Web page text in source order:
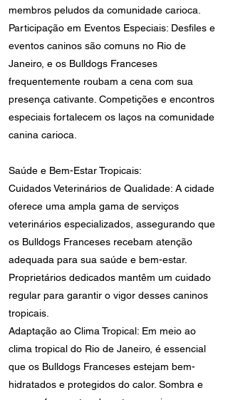
membros peludos da comunidade carioca.
Participação em Eventos Especiais: Desfiles e
eventos caninos são comuns no Rio de
Janeiro, e os Bulldogs Franceses
frequentemente roubam a cena com sua
presença cativante. Competições e encontros
especiais fortalecem os laços na comunidade
canina carioca.
Saúde e Bem-Estar Tropicais:
Cuidados Veterinários de Qualidade: A cidade
oferece uma ampla gama de serviços
veterinários especializados, assegurando que
os Bulldogs Franceses recebam atenção
adequada para sua saúde e bem-estar.
Proprietários dedicados mantêm um cuidado
regular para garantir o vigor desses caninos
tropicais.
Adaptação ao Clima Tropical: Em meio ao
clima tropical do Rio de Janeiro, é essencial
que os Bulldogs Franceses estejam bem-
hidratados e protegidos do calor. Sombra e